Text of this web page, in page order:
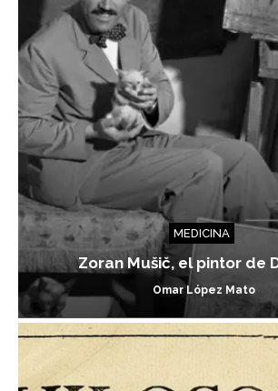
MEDICINA
Zoran Mušič, el pintor de
Omar López Mato